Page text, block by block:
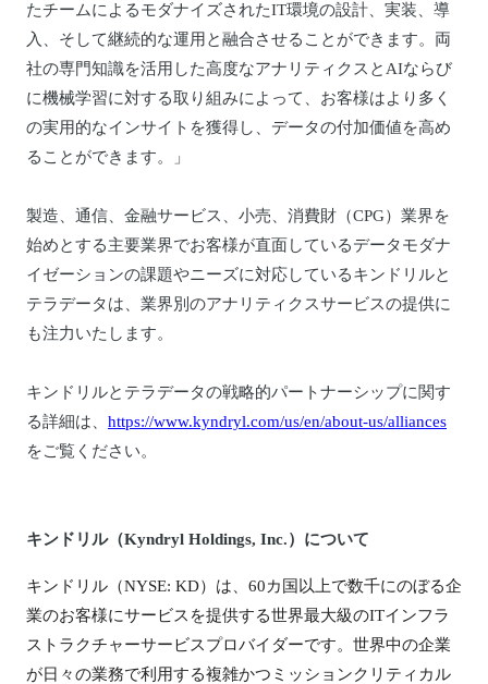
たチームによるモダナイズされたIT環境の設計、実装、導
入、そして継続的な運用と融合させることができます。両
社の専門知識を活用した高度なアナリティクスとAIならび
に機械学習に対する取り組みによって、お客様はより多く
の実用的なインサイトを獲得し、データの付加価値を高め
ることができます。」
製造、通信、金融サービス、小売、消費財（CPG）業界を
始めとする主要業界でお客様が直面しているデータモダナ
イゼーションの課題やニーズに対応しているキンドリルと
テラデータは、業界別のアナリティクスサービスの提供に
も注力いたします。
キンドリルとテラデータの戦略的パートナーシップに関す
る詳細は、 https://www.kyndryl.com/us/en/about-us/alliances
をご覧ください。
キンドリル（Kyndryl Holdings, Inc.）について
キンドリル（NYSE: KD）は、60カ国以上で数千にのぼる企
業のお客様にサービスを提供する世界最大級のITインフラ
ストラクチャーサービスプロバイダーです。世界中の企業
が日々の業務で利用する複雑かつミッションクリティカル